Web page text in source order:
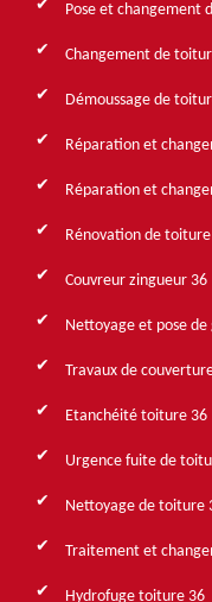
Pose et changement
Changement de
Démoussage de
Réparation et
Réparation et
Rénovation de
Couvreur zingueur 36
Nettoyage et pose
Travaux de
Etanchéité toiture 36
Urgence fuite de
Nettoyage de toiture
Traitement et
Hydrofuge toiture 36